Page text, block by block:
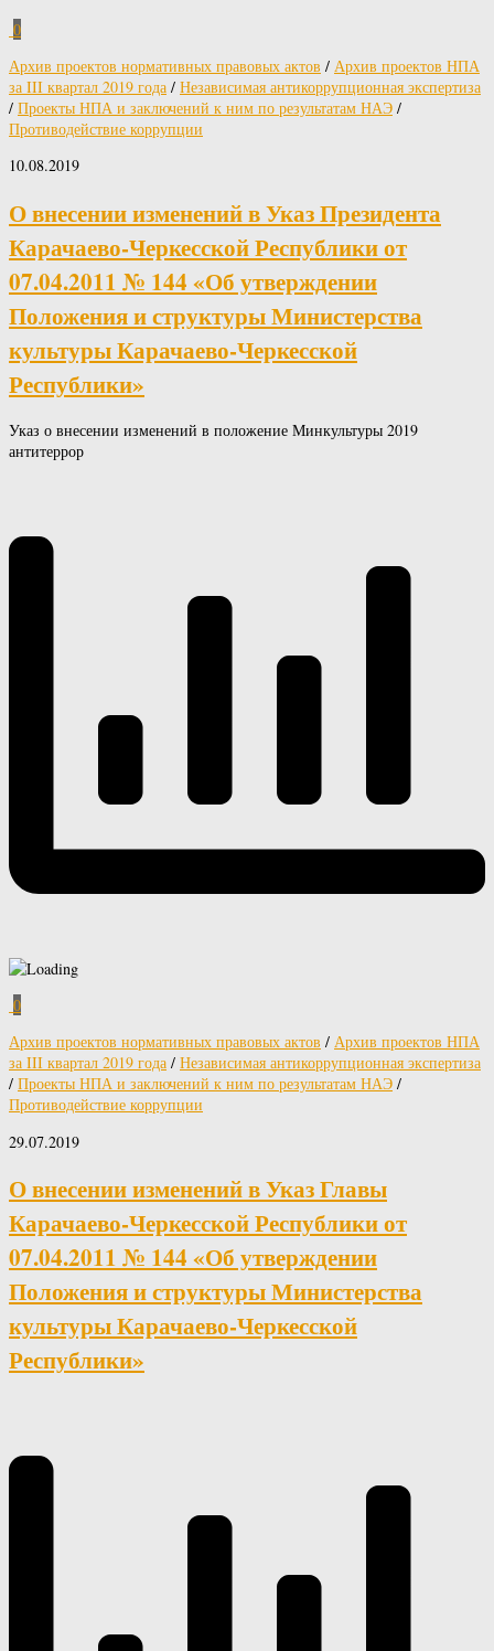
0
Архив проектов нормативных правовых актов / Архив проектов НПА
за III квартал 2019 года / Независимая антикоррупционная экспертиза
/ Проекты НПА и заключений к ним по результатам НАЭ /
Противодействие коррупции
10.08.2019
О внесении изменений в Указ Президента
Карачаево-Черкесской Республики от
07.04.2011 № 144 «Об утверждении
Положения и структуры Министерства
культуры Карачаево-Черкесской
Республики»
Указ о внесении изменений в положение Минкультуры 2019
антитеррор
0
Архив проектов нормативных правовых актов / Архив проектов НПА
за III квартал 2019 года / Независимая антикоррупционная экспертиза
/ Проекты НПА и заключений к ним по результатам НАЭ /
Противодействие коррупции
29.07.2019
О внесении изменений в Указ Главы
Карачаево-Черкесской Республики от
07.04.2011 № 144 «Об утверждении
Положения и структуры Министерства
культуры Карачаево-Черкесской
Республики»